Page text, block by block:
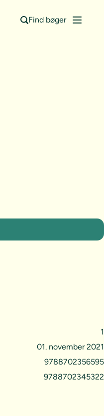
Find bøger
1
01. november 2021
9788702356595
9788702345322